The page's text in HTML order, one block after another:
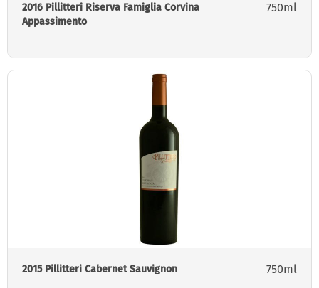
2016 Pillitteri Riserva Famiglia Corvina
Appassimento
750ml
2015 Pillitteri Cabernet Sauvignon 750ml